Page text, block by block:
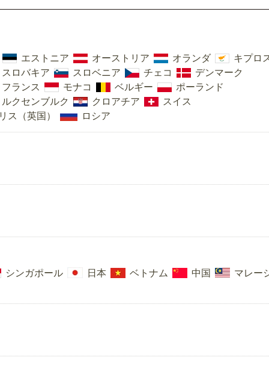
エストニア オーストリア オランダ
キプロ
スロバキア スロベニア チェコ
デンマーク
フランス モナコ ベルギー
ポーランド
ルクセンブルク クロアチア
スイス
ス（英国） ロシア
シンガポール 日本 ベトナム 中国
マレー